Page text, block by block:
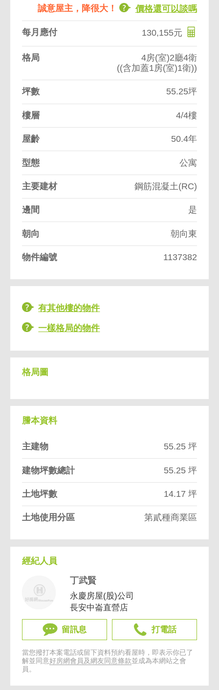
誠意屋主，降很大！
價格還可以談嗎
每月應付 130,155元
格局
4房(室)2廳4衛
((含加蓋1房(室)1衛))
坪數 55.25坪
樓層 4/4樓
屋齡 50.4年
型態 公寓
主要建材 鋼筋混凝土(RC)
邊間 是
朝向 朝向東
物件編號 1137382
有其他樓的物件
一樣格局的物件
格局圖
謄本資料
主建物 55.25 坪
建物坪數總計 55.25 坪
土地坪數 14.17 坪
土地使用分區 第貳種商業區
經紀人員
丁武賢
永慶房屋(股)公司
長安中崙直營店
留訊息 打電話
當您撥打本案電話或留下資料預約看屋時，即表示你已了
解並同意好房網會員及網友同意條款並成為本網站之會
員。